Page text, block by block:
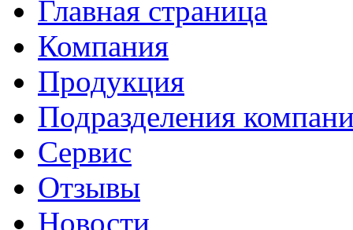
Главная страница
Компания
Продукция
Подразделения
Сервис
Отзывы
Новости